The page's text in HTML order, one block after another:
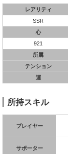
レアリティ
SSR
心
921
所属
テンション
運
所持スキル
プレイヤー
サポーター